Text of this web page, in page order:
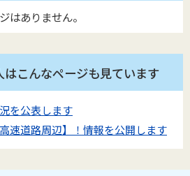
はありません。
はこんなページも見ています
を公表します
速道路周辺】！情報を公開します